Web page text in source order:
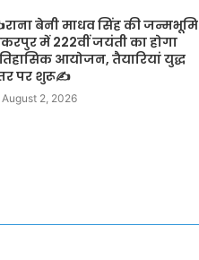
बेनी माधव सिंह की जन्मभूमि
में 222वीं जयंती का होगा
आयोजन, तैयारियां युद्ध
पर शुरू✍️
August 2, 2026